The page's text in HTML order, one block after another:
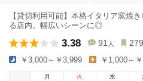
【貸切利用可能】本格イタリア窯焼
る店内。幅広いシーンに◎
3.38 91 人
￥3,000～￥3,999 ￥1,000～
月
火 水